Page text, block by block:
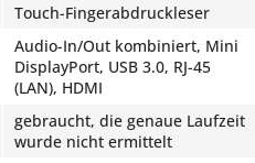
Touch-Fingerabdruckleser
Audio-In/Out kombiniert, Mini
DisplayPort, USB 3.0, RJ-45
(LAN), HDMI
gebraucht, die genaue Laufzeit
wurde nicht ermittelt